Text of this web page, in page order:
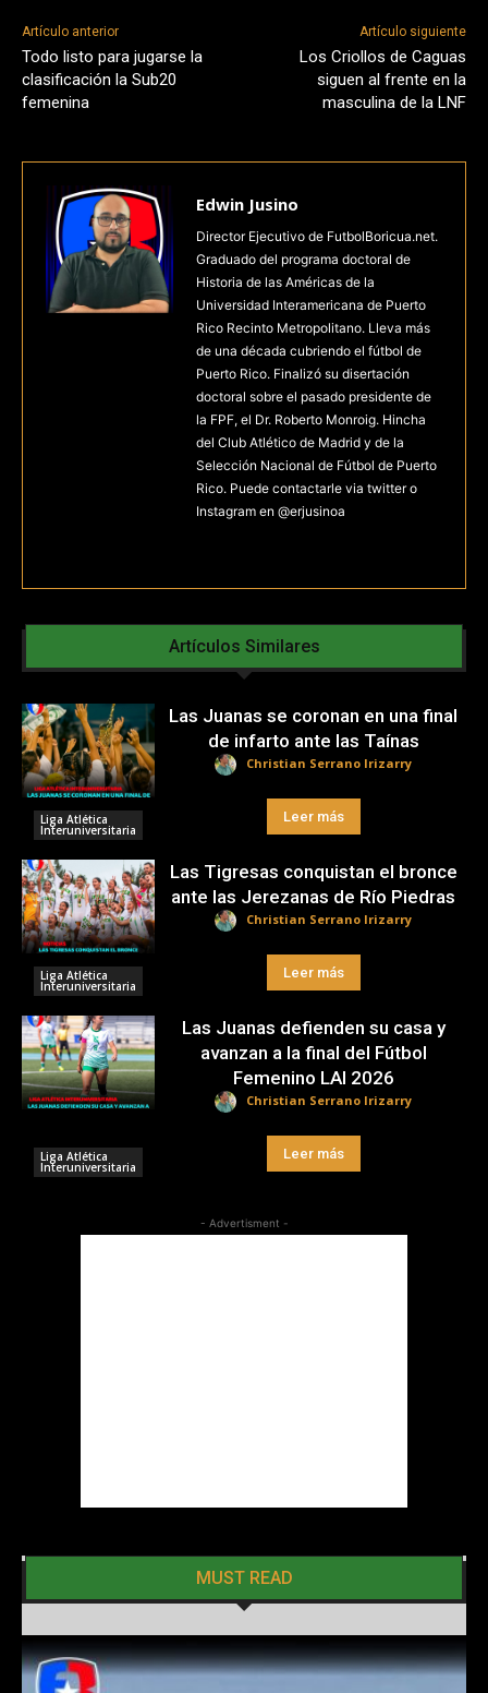
Artículo anterior
Todo listo para jugarse la
clasificación la Sub20
femenina
Artículo siguiente
Los Criollos de Caguas
siguen al frente en la
masculina de la LNF
Edwin Jusino
Director Ejecutivo de FutbolBoricua.net.
Graduado del programa doctoral de
Historia de las Américas de la
Universidad Interamericana de Puerto
Rico Recinto Metropolitano. Lleva más
de una década cubriendo el fútbol de
Puerto Rico. Finalizó su disertación
doctoral sobre el pasado presidente de
la FPF, el Dr. Roberto Monroig. Hincha
del Club Atlético de Madrid y de la
Selección Nacional de Fútbol de Puerto
Rico. Puede contactarle via twitter o
Instagram en @erjusinoa
Artículos Similares
Liga Atlética
Interuniversitaria
Las Juanas se coronan en una final
de infarto ante las Taínas
Christian Serrano Irizarry
Leer más
Liga Atlética
Interuniversitaria
Las Tigresas conquistan el bronce
ante las Jerezanas de Río Piedras
Christian Serrano Irizarry
Leer más
Liga Atlética
Interuniversitaria
Las Juanas defienden su casa y
avanzan a la final del Fútbol
Femenino LAI 2026
Christian Serrano Irizarry
Leer más
- Advertisment -
MUST READ